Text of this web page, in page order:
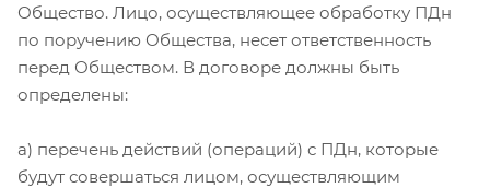
Общество. Лицо, осуществляющее обработку ПДн
по поручению Общества, несет ответственность
перед Обществом. В договоре должны быть
определены:
а) перечень действий (операций) с ПДн, которые
будут совершаться лицом, осуществляющим